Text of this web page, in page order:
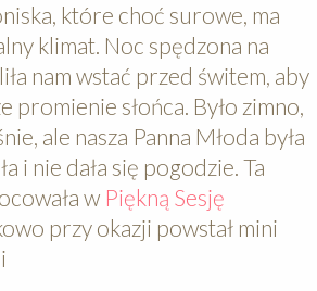
które choć surowe, ma
klimat. Noc spędzona na
nam wstać przed świtem, aby
promienie słońca. Było zimno,
ale nasza Panna Młoda była
i nie dała się pogodzie. Ta
w Piękną Sesję
przy okazji powstał mini